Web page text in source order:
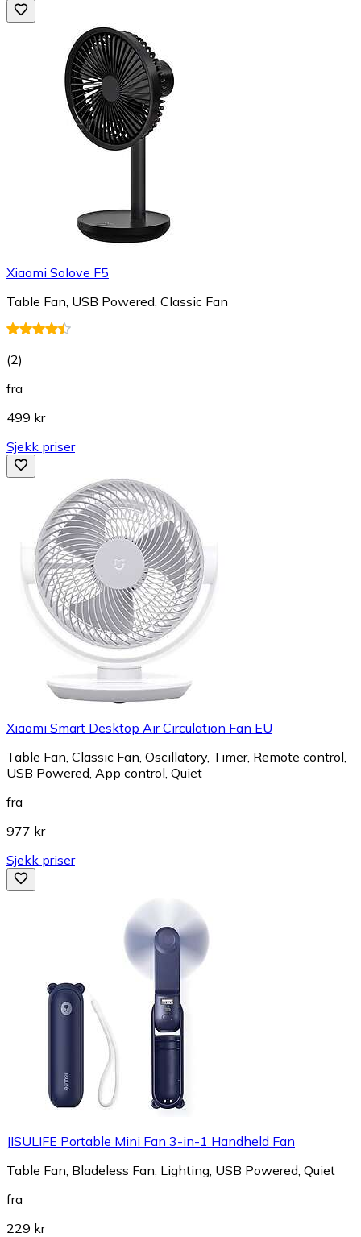
Xiaomi Solove F5
Table Fan, USB Powered, Classic Fan
(2)
fra
499 kr
Sjekk priser
Xiaomi Smart Desktop Air Circulation Fan EU
Table Fan, Classic Fan, Oscillatory, Timer, Remote control,
USB Powered, App control, Quiet
fra
977 kr
Sjekk priser
JISULIFE Portable Mini Fan 3-in-1 Handheld Fan
Table Fan, Bladeless Fan, Lighting, USB Powered, Quiet
fra
229 kr